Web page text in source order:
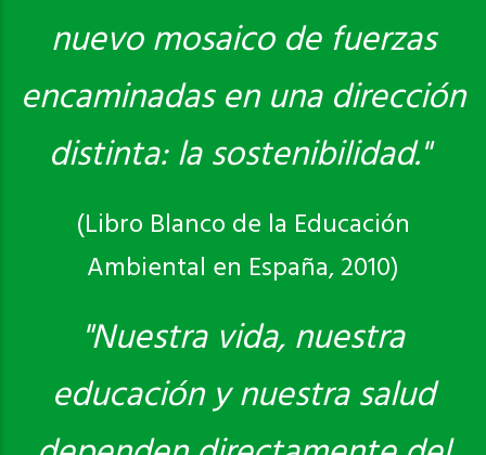
nuevo mosaico de fuerzas
encaminadas en una dirección
distinta: la sostenibilidad."
(Libro Blanco de la Educación
Ambiental en España, 2010)
"Nuestra vida, nuestra
educación y nuestra salud